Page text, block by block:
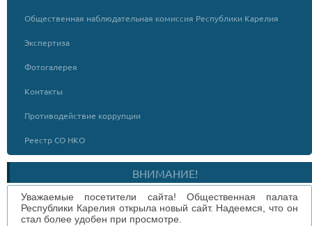
Общественная наблюдательная комиссия Республики Карелия
Экспертиза
Фотогалерея
Контакты
Противодействие коррупции
Реестр СО НКО
ВНИМАНИЕ!
Уважаемые посетители сайта! Общественная палата
Республики Карелия открыла новый сайт. Надеемся, что он
стал более удобен при просмотре.